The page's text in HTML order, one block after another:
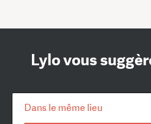
Lylo vous
Dans le même lieu